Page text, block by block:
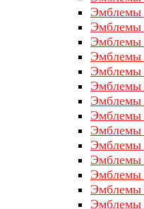
Эмблемы
Эмблемы
Эмблемы
Эмблемы
Эмблемы
Эмблемы
Эмблемы
Эмблемы
Эмблемы
Эмблемы
Эмблемы
Эмблемы